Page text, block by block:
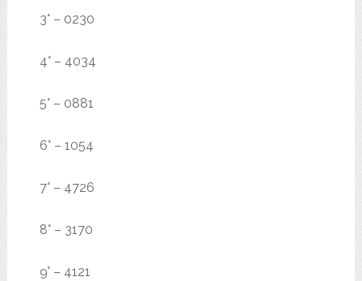
3° – 0230
4° – 4034
5° – 0881
6° – 1054
7° – 4726
8° – 3170
9° – 4121